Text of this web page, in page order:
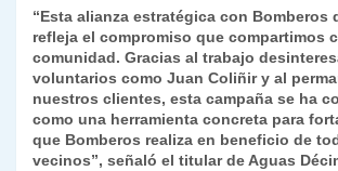
“Esta alianza estratégica con Bomberos
refleja el compromiso que compartimos
comunidad. Gracias al trabajo
voluntarios como Juan Coliñir y al
nuestros clientes, esta campaña se ha
como una herramienta concreta para
que Bomberos realiza en beneficio de
vecinos”, señaló el titular de Aguas